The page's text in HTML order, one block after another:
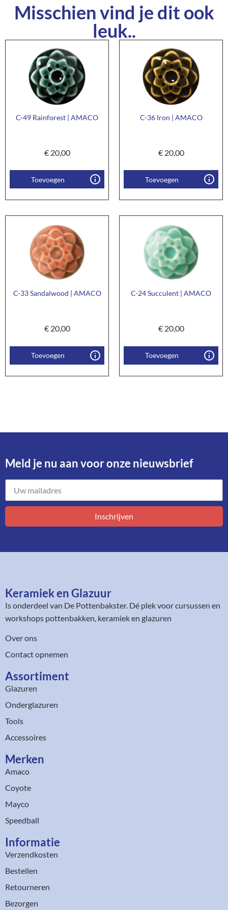
Misschien vind je dit ook
leuk..
C-49 Rainforest | AMACO
€20,00
Toevoegen
C-36 Iron | AMACO
€20,00
Toevoegen
C-33 Sandalwood | AMACO
€20,00
Toevoegen
C-24 Succulent | AMACO
€20,00
Toevoegen
Meld je nu aan voor onze nieuwsbrief​
Inschrijven
Keramiek en Glazuur​
Is onderdeel van De Pottenbakster. Dé plek voor cursussen en
workshops pottenbakken, keramiek en glazuren
Over ons
Contact opnemen
Assortiment​
Glazuren
Onderglazuren
Tools
Accessoires
Merken
Amaco
Coyote
Mayco
Speedball
Informatie
Verzendkosten
Bestellen
Retourneren
Bezorgen